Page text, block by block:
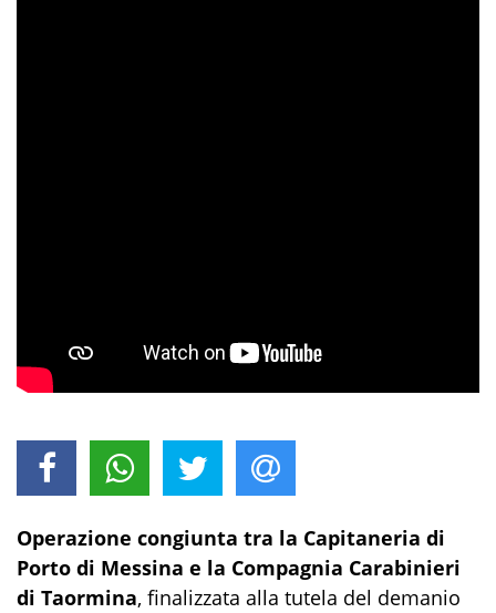
Operazione congiunta tra la Capitaneria di
Porto di Messina e la Compagnia Carabinieri
di Taormina, finalizzata alla tutela del demanio